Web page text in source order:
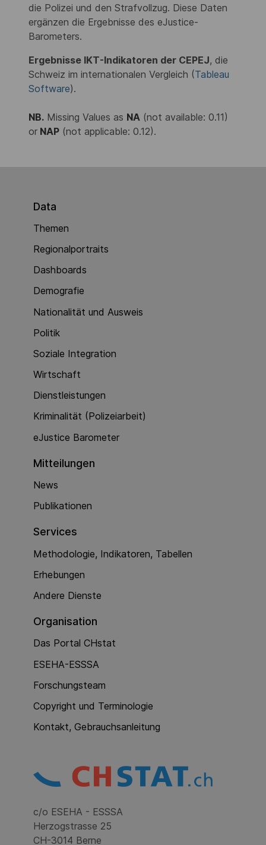
die Polizei und den Strafvollzug. Diese Daten
ergänzen die Ergebnisse des eJustice-
Barometers.
Ergebnisse IKT-Indikatoren der CEPEJ, die
Schweiz im internationalen Vergleich (Tableau
Software).
NB. Missing Values as NA (not available: 0.11)
or NAP (not applicable: 0.12).
Data
Themen
Regionalportraits
Dashboards
Demografie
Nationalität und Ausweis
Politik
Soziale Integration
Wirtschaft
Dienstleistungen
Kriminalität (Polizeiarbeit)
eJustice Barometer
Mitteilungen
News
Publikationen
Services
Methodologie, Indikatoren, Tabellen
Erhebungen
Andere Dienste
Organisation
Das Portal CHstat
ESEHA-ESSSA
Forschungsteam
Copyright und Terminologie
Kontakt, Gebrauchsanleitung
c/o ESEHA - ESSSA
Herzogstrasse 25
CH-3014 Berne